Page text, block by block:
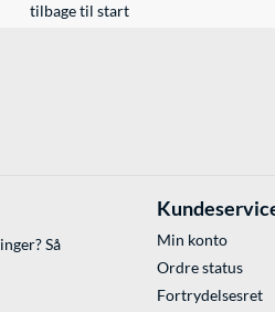
tilbage til start
Så
Min konto
Ordre status
Fortrydelsesret